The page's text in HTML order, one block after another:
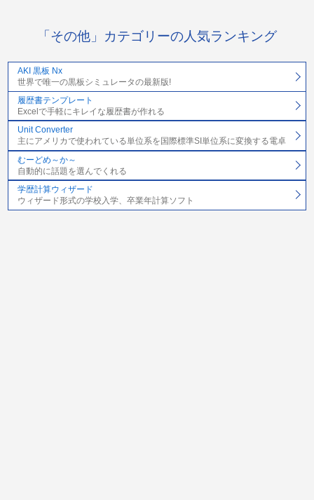
「その他」カテゴリーの人気ランキング
AKI 黒板 Nx
世界で唯一の黒板シミュレータの最新版!
履歴書テンプレート
Excelで手軽にキレイな履歴書が作れる
Unit Converter
主にアメリカで使われている単位系を国際標準SI単位系に変換する電卓
むーどめ～か～
自動的に話題を選んでくれる
学歴計算ウィザード
ウィザード形式の学校入学、卒業年計算ソフト